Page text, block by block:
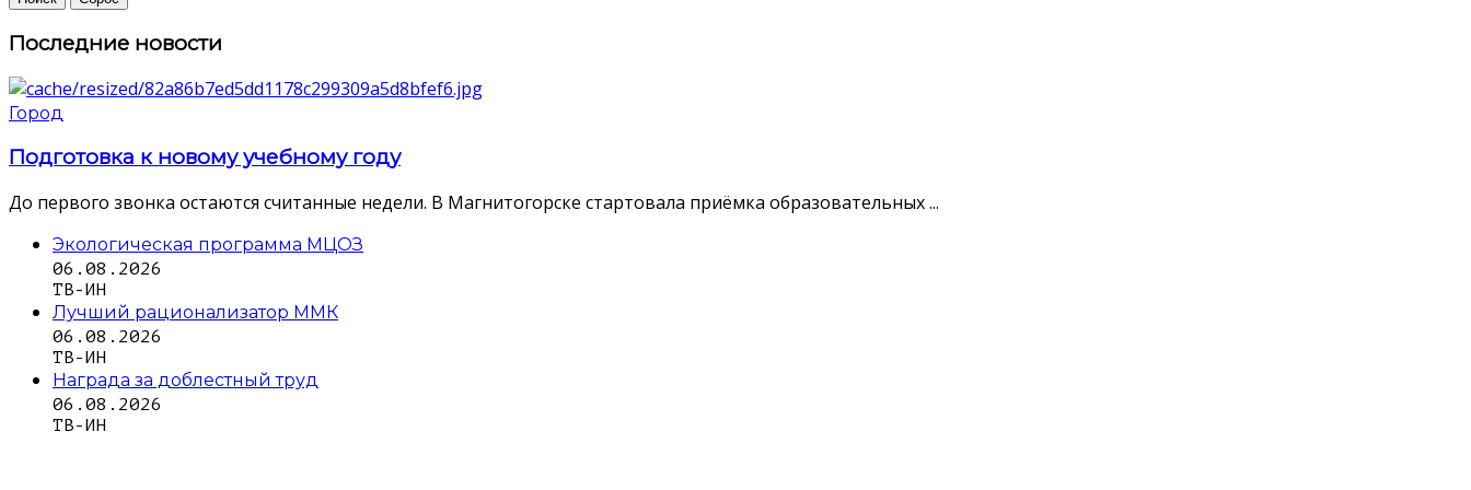
Последние новости
Город
Подготовка к новому учебному году
До первого звонка остаются считанные недели. В Магнитогорске стартовала приёмка образовательных ...
Экологическая программа МЦОЗ
06.08.2026
ТВ-ИН
Лучший рационализатор ММК
06.08.2026
ТВ-ИН
Награда за доблестный труд
06.08.2026
ТВ-ИН